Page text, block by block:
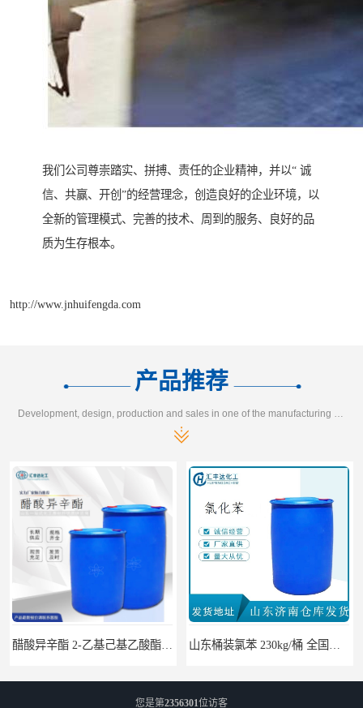
我们公司尊崇踏实、拼搏、责任的企业精神，并以“ 诚
信、共赢、开创”的经营理念，创造良好的企业环境，以
全新的管理模式、完善的技术、周到的服务、良好的品
质为生存根本。
http://www.jnhuifengda.com
产品推荐
山东桶装氯苯 230kg/桶 全国发货108-90-7
您是第2356301位访客